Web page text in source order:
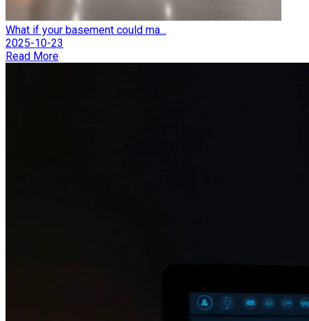
What if your basement could ma...
2025-10-23
Read More